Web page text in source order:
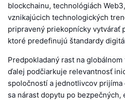
blockchainu, technológiách
vznikajúcich technologických
pripravený priekopnícky vytvárať
ktoré predefinujú štandardy
Predpokladaný rast na
ďalej podčiarkuje relevantnosť
spoločností a jednotlivcov prijíma
sa nárast dopytu po bezpečných,